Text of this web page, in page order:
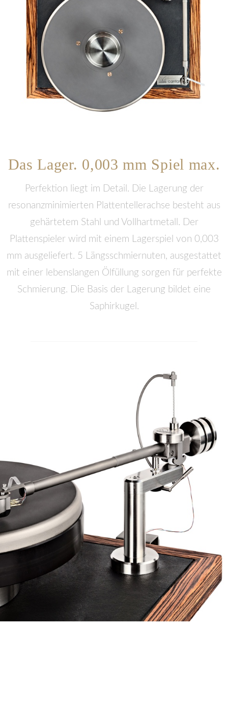
Das Lager. 0,003 mm Spiel max.
Perfektion liegt im Detail. Die Lagerung der
resonanzminimierten Plattentellerachse besteht aus
gehärtetem Stahl und Vollhartmetall. Der
Plattenspieler wird mit einem Lagerspiel von 0,003
mm ausgeliefert. 5 Längsschmiernuten, ausgestattet
mit einer lebenslangen Ölfüllung sorgen für perfekte
Schmierung. Die Basis der Lagerung bildet eine
Saphirkugel.